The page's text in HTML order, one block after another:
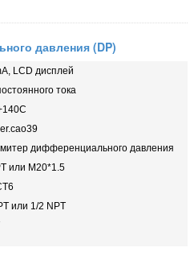
давления (DP)
LCD дисплей
тока
дифференциального давления
или M20*1.5
или 1/2 NPT